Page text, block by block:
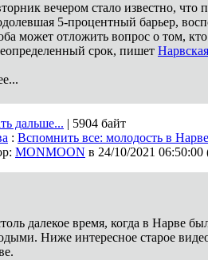
вечером стало известно, что
5-процентный барьер,
может отложить вопрос о том,
срок, пишет
дальше... | 5904 байт
: Вспомнить все: молодость в
MONMOON в 24/10/2021 06:50:00
далекое время, когда в Нарве
Ниже интересное старое